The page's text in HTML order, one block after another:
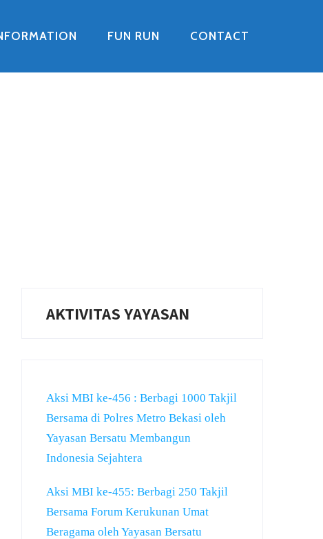
FUN RUN CONTACT
AKTIVITAS YAYASAN
Aksi MBI ke-456 : Berbagi 1000 Takjil
Bersama di Polres Metro Bekasi oleh
Yayasan Bersatu Membangun
Indonesia Sejahtera
Aksi MBI ke-455: Berbagi 250 Takjil
Bersama Forum Kerukunan Umat
Beragama oleh Yayasan Bersatu